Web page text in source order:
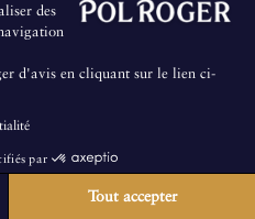
le concours individuel.
pas de visites au public.
des
d'avis en cliquant sur le lien ci-
par
Tout accepter